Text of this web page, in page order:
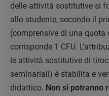
delle attività sostitutive si
allo studente, secondo il
(comprensive di una
corrisponde 1 CFU.
le attività sostitutive di
seminariali) è stabilita e
didattico. Non si potranno